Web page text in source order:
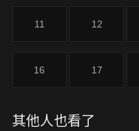
11 12
16 17
其他人也看了